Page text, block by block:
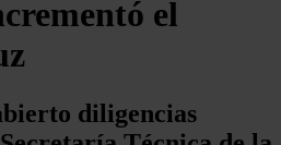
el
diligencias